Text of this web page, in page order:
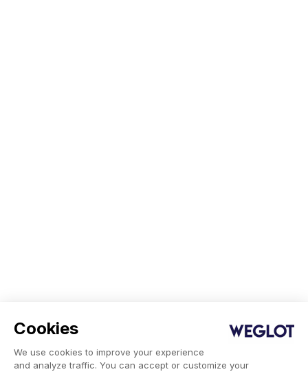
Cookies
We use cookies to improve your experience
and analyze traffic. You can accept or customize your